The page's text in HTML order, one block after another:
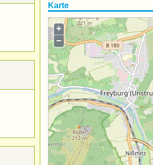
Karte
+
−